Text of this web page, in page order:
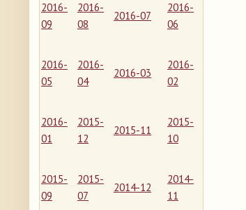
2016-
09
2016-
08
2016-07
2016-
06
2016-
05
2016-
04
2016-03
2016-
02
2016-
01
2015-
12
2015-11
2015-
10
2015-
09
2015-
07
2014-12
2014-
11